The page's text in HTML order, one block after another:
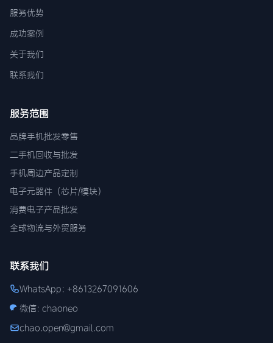
服务优势
成功案例
关于我们
联系我们
服务范围
品牌手机批发零售
二手机回收与批发
手机周边产品定制
电子元器件（芯片/模块）
消费电子产品批发
全球物流与外贸服务
联系我们
WhatsApp: +8613267091606
微信: chaoneo
chao.open@gmail.com